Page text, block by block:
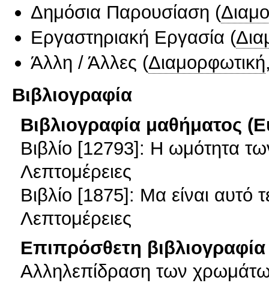
Δημόσια Παρουσίαση (
Εργαστηριακή Εργασία (
Άλλη / Άλλες (Διαμορφωτική
Βιβλιογραφία
Βιβλιογραφία μαθήματος
Βιβλίο [12793]: Η ωμότητα
Λεπτομέρειες
Βιβλίο [1875]: Μα είναι αυτό
Λεπτομέρειες
Επιπρόσθετη βιβλιογραφία
Αλληλεπίδραση των